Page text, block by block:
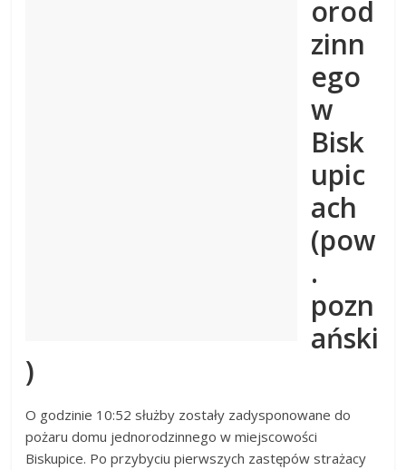
orod
zinn
ego
w
Bisk
upic
ach
(pow
.
pozn
ański
)
O godzinie 10:52 służby zostały zadysponowane do
pożaru domu jednorodzinnego w miejscowości
Biskupice. Po przybyciu pierwszych zastępów strażacy